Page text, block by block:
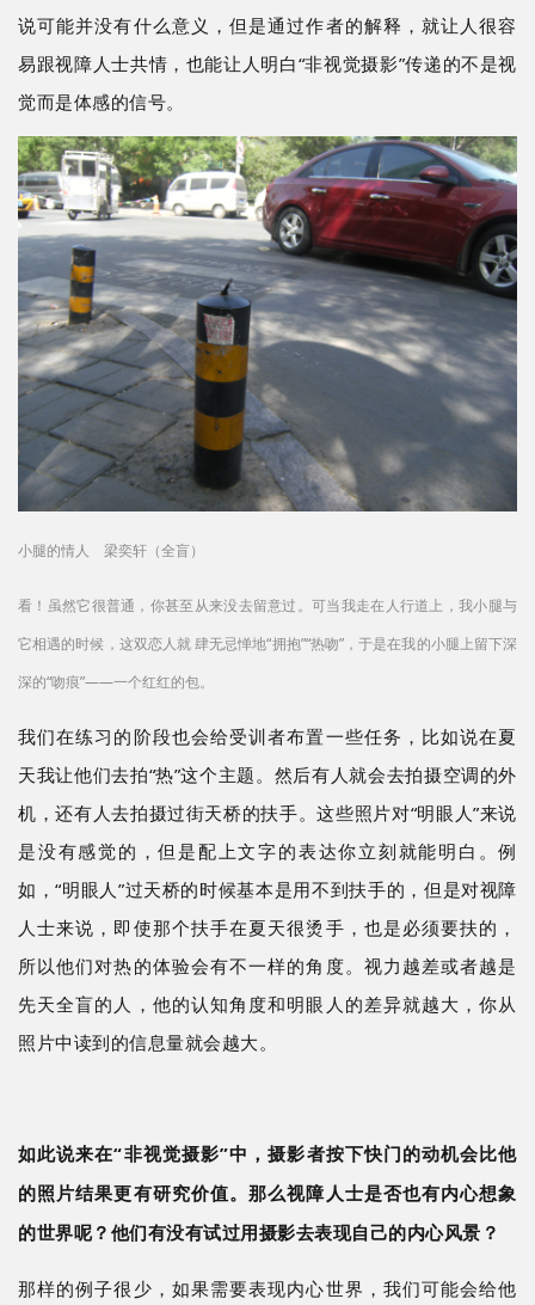
说可能并没有什么意义，但是通过作者的解释，就让人很容
易跟视障人士共情，也能让人明白“非视觉摄影”传递的不是视
觉而是体感的信号。
小腿的情人 梁奕轩（全盲）
看！虽然它很普通，你甚至从来没去留意过。可当我走在人行道上，我小腿与
它相遇的时候，这双恋人就 肆无忌惮地“拥抱”“热吻”，于是在我的小腿上留下深
深的“吻痕”——一个红红的包。
我们在练习的阶段也会给受训者布置一些任务，比如说在夏
天我让他们去拍“热”这个主题。然后有人就会去拍摄空调的外
机，还有人去拍摄过街天桥的扶手。这些照片对“明眼人”来说
是没有感觉的，但是配上文字的表达你立刻就能明白。例
如，“明眼人”过天桥的时候基本是用不到扶手的，但是对视障
人士来说，即使那个扶手在夏天很烫手，也是必须要扶的，
所以他们对热的体验会有不一样的角度。视力越差或者越是
先天全盲的人，他的认知角度和明眼人的差异就越大，你从
照片中读到的信息量就会越大。
如此说来在“非视觉摄影”中，摄影者按下快门的动机会比他
的照片结果更有研究价值。那么视障人士是否也有内心想象
的世界呢？他们有没有试过用摄影去表现自己的内心风景？
那样的例子很少，如果需要表现内心世界，我们可能会给他